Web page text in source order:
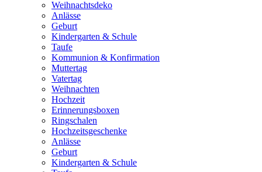
Weihnachtsdeko
Anlässe
Geburt
Kindergarten & Schule
Taufe
Kommunion & Konfirmation
Muttertag
Vatertag
Weihnachten
Hochzeit
Erinnerungsboxen
Ringschalen
Hochzeitsgeschenke
Anlässe
Geburt
Kindergarten & Schule